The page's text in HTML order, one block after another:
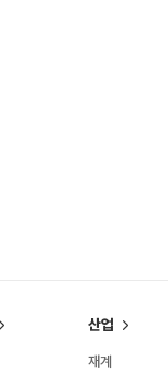
산업
재계